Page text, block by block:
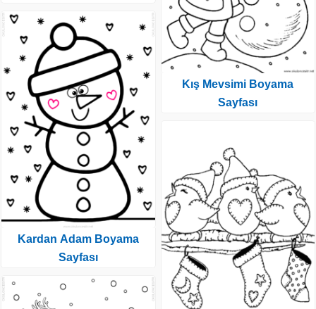
Kardan Adam Boyama
Sayfası
Kış Mevsimi Boyama
Sayfası